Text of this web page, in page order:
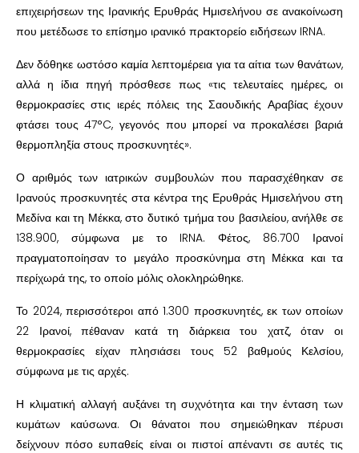
επιχειρήσεων της Ιρανικής Ερυθράς Ημισελήνου σε ανακοίνωση
που μετέδωσε το επίσημο ιρανικό πρακτορείο ειδήσεων IRNA.
Δεν δόθηκε ωστόσο καμία λεπτομέρεια για τα αίτια των θανάτων,
αλλά η ίδια πηγή πρόσθεσε πως «τις τελευταίες ημέρες, οι
θερμοκρασίες στις ιερές πόλεις της Σαουδικής Αραβίας έχουν
φτάσει τους 47°C, γεγονός που μπορεί να προκαλέσει βαριά
θερμοπληξία στους προσκυνητές».
Ο αριθμός των ιατρικών συμβουλών που παρασχέθηκαν σε
Ιρανούς προσκυνητές στα κέντρα της Ερυθράς Ημισελήνου στη
Μεδίνα και τη Μέκκα, στο δυτικό τμήμα του βασιλείου, ανήλθε σε
138.900, σύμφωνα με το IRNA. Φέτος, 86.700 Ιρανοί
πραγματοποίησαν το μεγάλο προσκύνημα στη Μέκκα και τα
περίχωρά της, το οποίο μόλις ολοκληρώθηκε.
Το 2024, περισσότεροι από 1.300 προσκυνητές, εκ των οποίων
22 Ιρανοί, πέθαναν κατά τη διάρκεια του χατζ, όταν οι
θερμοκρασίες είχαν πλησιάσει τους 52 βαθμούς Κελσίου,
σύμφωνα με τις αρχές.
Η κλιματική αλλαγή αυξάνει τη συχνότητα και την ένταση των
κυμάτων καύσωνα. Οι θάνατοι που σημειώθηκαν πέρυσι
δείχνουν πόσο ευπαθείς είναι οι πιστοί απέναντι σε αυτές τις